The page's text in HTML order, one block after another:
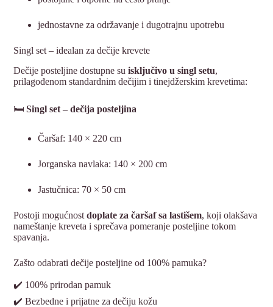
jednostavne za održavanje i dugotrajnu upotrebu
Singl set – idealan za dečije krevete
Dečije posteljine dostupne suisključivo u singl setu,
prilagođenom standardnim dečijim i tinejdžerskim krevetima:
🛏️Singl set – dečija posteljina
Čaršaf: 140 × 220 cm
Jorganska navlaka: 140 × 200 cm
Jastučnica: 70 × 50 cm
Postoji mogućnostdoplate za čaršaf sa lastišem, koji olakšava
nameštanje kreveta i sprečava pomeranje posteljine tokom
spavanja.
Zašto odabrati dečije posteljine od 100% pamuka?
✔️ 100% prirodan pamuk
✔️ Bezbedne i prijatne za dečiju kožu